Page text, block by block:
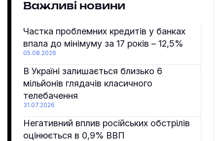
Важливі новини
Частка проблемних кредитів у банках
впала до мінімуму за 17 років – 12,5%
05.08.2026
В Україні залишається близько 6
мільйонів глядачів класичного
телебачення
31.07.2026
Негативний вплив російських обстрілів
оцінюється в 0,9% ВВП